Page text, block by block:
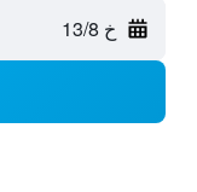
خ 13/8